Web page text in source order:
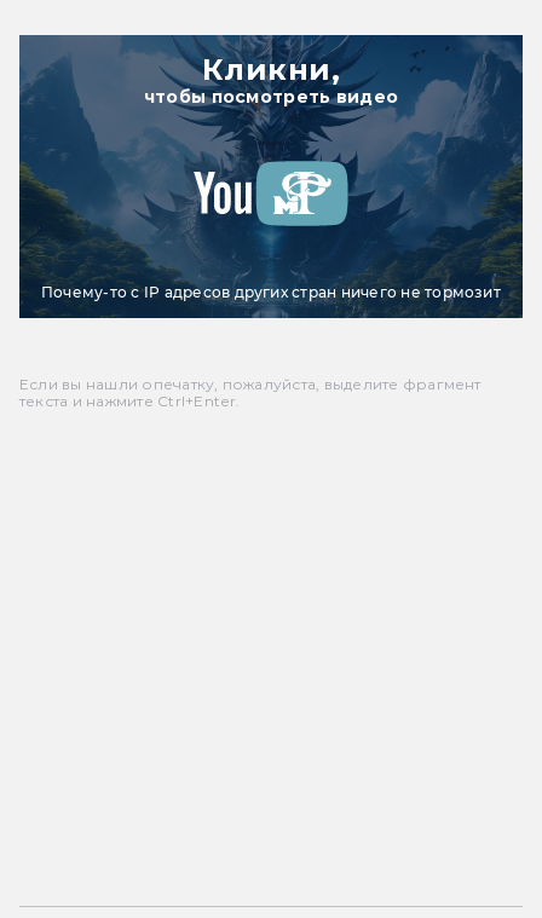
Кликни,
чтобы посмотреть видео
Почему-то с IP адресов других стран ничего не тормозит
Если вы нашли опечатку, пожалуйста, выделите фрагмент
текста и нажмите Ctrl+Enter.